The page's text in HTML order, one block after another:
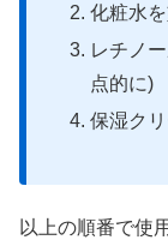
化粧水
レチノ
点的に)
保湿ク
以上の順番で使